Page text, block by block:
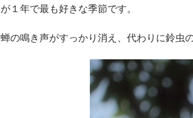
が１年で最も好きな季節です。
蝉の鳴き声がすっかり消え、代わりに鈴虫